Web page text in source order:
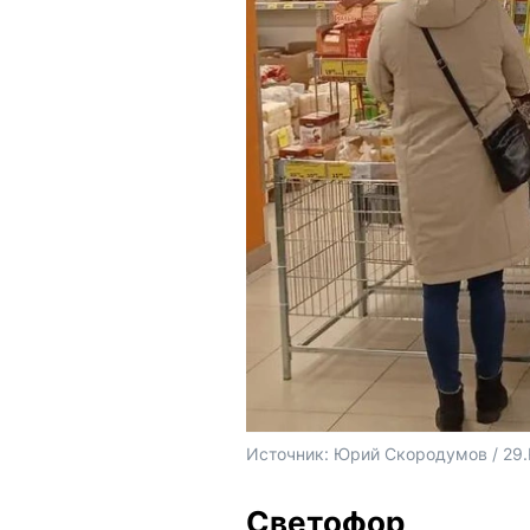
Источник: Юрий Скородумов /
Светофор